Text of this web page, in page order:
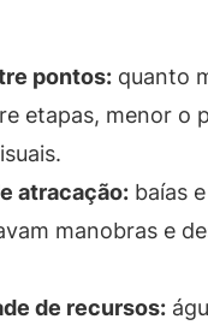
pontos: quanto
etapas, menor o
atracação: baías
manobras e
de recursos: